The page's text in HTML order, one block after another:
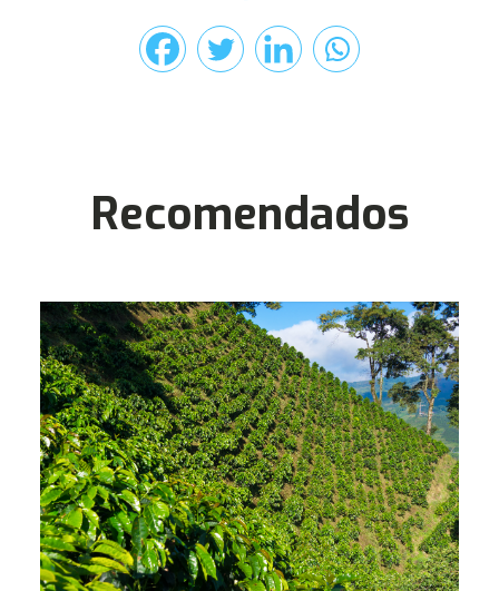
Recomendados